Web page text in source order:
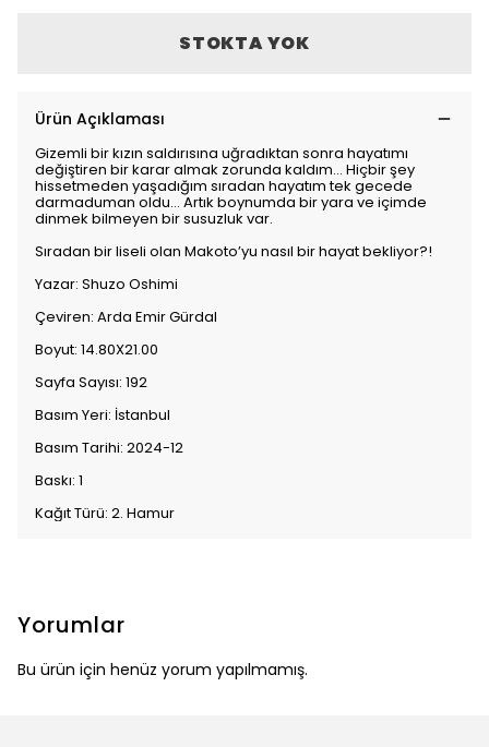
STOKTA YOK
Ürün Açıklaması
Gizemli bir kızın saldırısına uğradıktan sonra hayatımı
değiştiren bir karar almak zorunda kaldım... Hiçbir şey
hissetmeden yaşadığım sıradan hayatım tek gecede
darmaduman oldu... Artık boynumda bir yara ve içimde
dinmek bilmeyen bir susuzluk var.
Sıradan bir liseli olan Makoto’yu nasıl bir hayat bekliyor?!
Yazar: Shuzo Oshimi
Çeviren: Arda Emir Gürdal
Boyut: 14.80X21.00
Sayfa Sayısı: 192
Basım Yeri: İstanbul
Basım Tarihi: 2024-12
Baskı: 1
Kağıt Türü: 2. Hamur
Yorumlar
Bu ürün için henüz yorum yapılmamış.